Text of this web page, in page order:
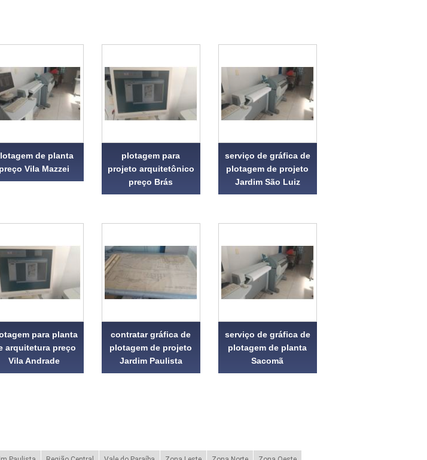
de planta
preço Vila Mazzei
plotagem para
projeto arquitetônico
preço Brás
serviço de gráfica de
plotagem de projeto
Jardim São Luiz
para planta
arquitetura preço
Vila Andrade
contratar gráfica de
plotagem de projeto
Jardim Paulista
serviço de gráfica de
plotagem de planta
Sacomã